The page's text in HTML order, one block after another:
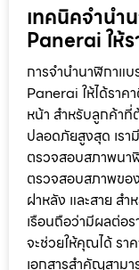
เทคนิคจำนำ
Panerai ให้
การจำนำนาฬิกาแ
Panerai ให้ได้ราค
หน้า สำหรับลูกค้าที่
ปลอดภัยสูงสุด เร
ตรวจสอบสภาพนา
ตรวจสอบสภาพขอ
ฝาหลัง และสาย ส
เรือนถือว่ามีผลต่อ
จะช่วยให้คุณได้ รา
เอกสารสำคัญสาม